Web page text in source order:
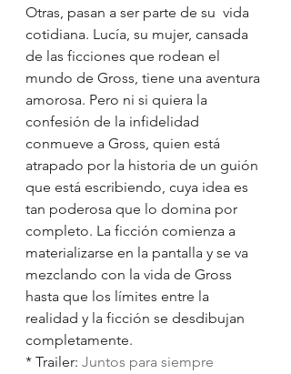
Otras, pasan a ser parte de su  vida
cotidiana. Lucía, su mujer, cansada
de las ficciones que rodean el
mundo de Gross, tiene una aventura
amorosa. Pero ni si quiera la
confesión de la infidelidad
conmueve a Gross, quien está
atrapado por la historia de un guión
que está escribiendo, cuya idea es
tan poderosa que lo domina por
completo. La ficción comienza a
materializarse en la pantalla y se va
mezclando con la vida de Gross
hasta que los límites entre la
realidad y la ficción se desdibujan
completamente.
* Trailer: Juntos para siempre